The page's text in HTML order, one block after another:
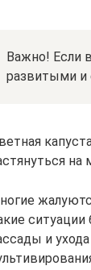
Важно! Если
развитыми и
на
и